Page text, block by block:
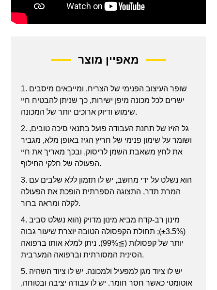
מאפיין מוצר
1. שופר העיצוב הפנימי של הצריח, ומייבאים מיסבים
ישרים לכל מכונה מיפן ישירות, כך שניתן להבטיח חיי
שימוש ודיוק ארוכים יותר של המכונה.
2. גל הזיז של תחנת העבודה פועל בתנאי סיכה טובים,
ושומר על שימון פנימי של חריץ הגיז באופן מלא, מגביר
את לחץ משאבת השמן לריסוק, ובכך מאריך את חיי
הפעולה של חלקי החילוף.
3. הוא נשלט על ידי מחשב, יש לו תזמון ללא שלבים עם
המרת תדר, התצוגה הספרתית הופכת את הפעולה
לקלה ומראה ברור.
4. מינון רב-קדח מביא מינון מדויק (הוא נשלט סביב
(±3.5%); תחולת הקפסולה הטובה יוצרת שיעור גבוה
יותר של קפסולות (≧99%). ניתן למלא אותו ברפואה
הסינית המסורתית וברפואה המערבית.
5. יש לו ציוד מגן למפעיל ולמכונה. יש לו ציוד השהיה
אוטומטי כאשר חסר חומר. יש לו עבודה יציבה ובטוחה,